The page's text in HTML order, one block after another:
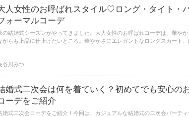
人女性のお呼ばれスタイル♡ロング・タイト・
ォーマルコーデ
の結婚式シーズンがやってきました。大人女性のお呼ばれコーデは、華やか
がらも上品に仕上げたいところ。華やかさにエレガントなロングスカート、
谷川みつ
婚式二次会は何を着ていく？初めてでも安心の
ーデをご紹介
婚式二次会コーデをご紹介！今回は、カジュアルな結婚式の二次会パーティ